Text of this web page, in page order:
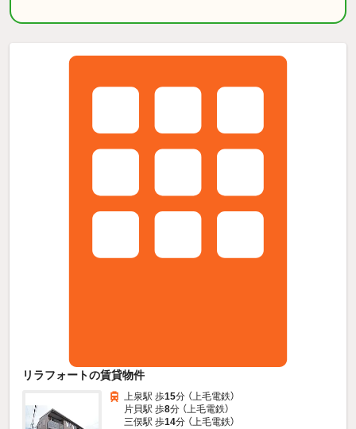
リラフォートの賃貸物件
上泉駅 歩15分 （上毛電鉄）
片貝駅 歩8分 （上毛電鉄）
三俣駅 歩14分 （上毛電鉄）